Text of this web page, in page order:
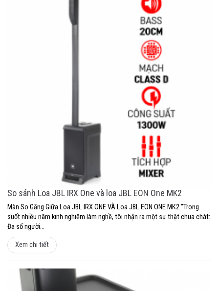
So sánh Loa JBL IRX One và loa JBL EON One MK2
Màn So Găng Giữa Loa JBL IRX ONE VÀ Loa JBL EON ONE MK2 "Trong
suốt nhiều năm kinh nghiệm làm nghề, tôi nhận ra một sự thật chua chát:
Đa số người...
Xem chi tiết